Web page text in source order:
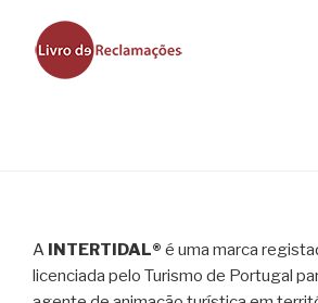
A INTERTIDAL® é uma marca
licenciada pelo Turismo de Portugal